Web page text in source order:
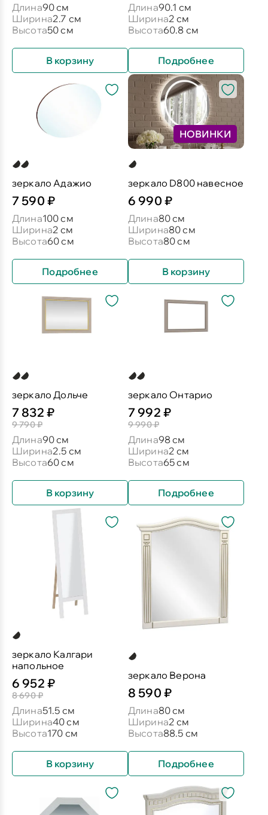
Длина90 см
Ширина2.7 см
Высота50 см
В корзину
Длина90.1 см
Ширина2 см
Высота60.8 см
Подробнее
зеркало Адажио
7 590 ₽
Длина100 см
Ширина2 см
Высота60 см
Подробнее
НОВИНКИ
зеркало D800 навесное
6 990 ₽
Длина80 см
Ширина80 см
Высота80 см
В корзину
зеркало Дольче
7 832 ₽
9 790 ₽
Длина90 см
Ширина2.5 см
Высота60 см
В корзину
зеркало Онтарио
7 992 ₽
9 990 ₽
Длина98 см
Ширина2 см
Высота65 см
Подробнее
зеркало Калгари
напольное
6 952 ₽
8 690 ₽
Длина51.5 см
Ширина40 см
Высота170 см
В корзину
зеркало Верона
8 590 ₽
Длина80 см
Ширина2 см
Высота88.5 см
Подробнее